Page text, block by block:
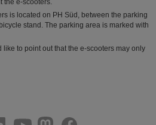
the e-scooters.
is located on PH Süd, between the parking
stand. The parking area is marked with
to point out that the e-scooters may only
facebook